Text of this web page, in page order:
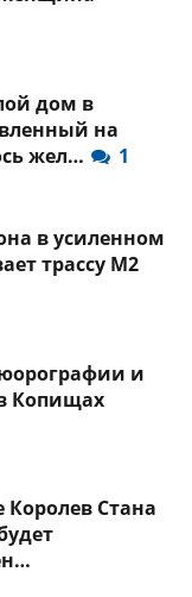
дом в
на
жел…
1
в усиленном
трассу М2
и
Копищах
Королев Стана